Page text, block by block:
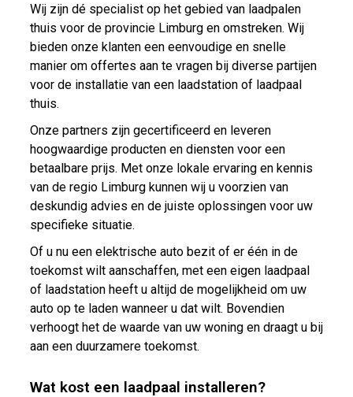
Wij zijn dé specialist op het gebied van laadpalen
thuis voor de provincie Limburg en omstreken. Wij
bieden onze klanten een eenvoudige en snelle
manier om offertes aan te vragen bij diverse partijen
voor de installatie van een laadstation of laadpaal
thuis.
Onze partners zijn gecertificeerd en leveren
hoogwaardige producten en diensten voor een
betaalbare prijs. Met onze lokale ervaring en kennis
van de regio Limburg kunnen wij u voorzien van
deskundig advies en de juiste oplossingen voor uw
specifieke situatie.
Of u nu een elektrische auto bezit of er één in de
toekomst wilt aanschaffen, met een eigen laadpaal
of laadstation heeft u altijd de mogelijkheid om uw
auto op te laden wanneer u dat wilt. Bovendien
verhoogt het de waarde van uw woning en draagt u bij
aan een duurzamere toekomst.
Wat kost een laadpaal installeren?